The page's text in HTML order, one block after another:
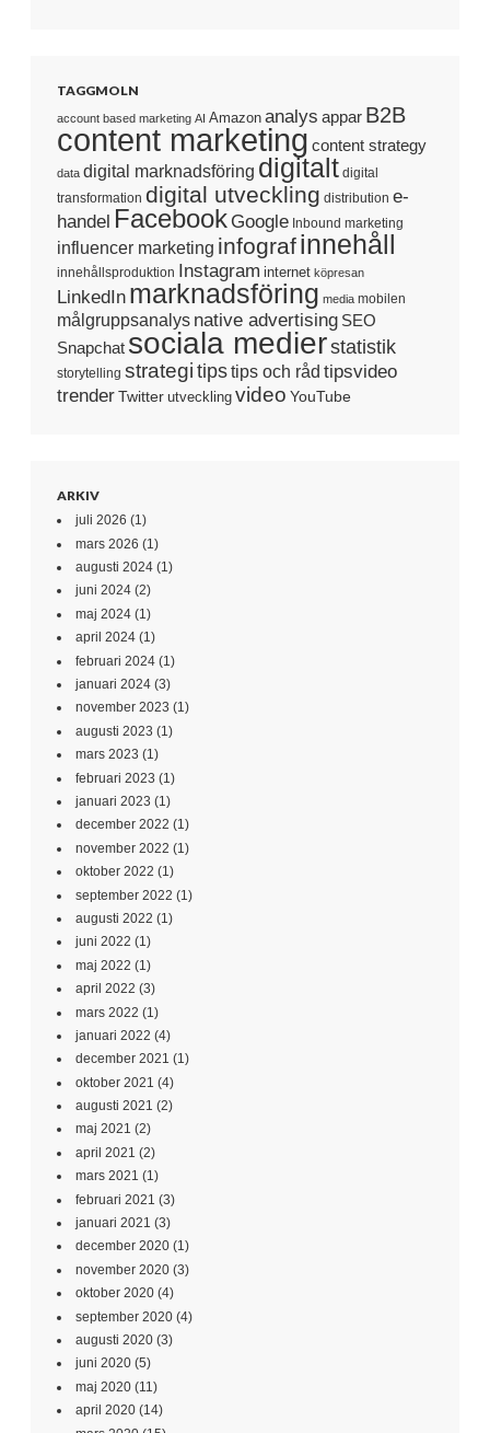
TAGGMOLN
account based marketing AI Amazon analys appar B2B
content marketing content strategy
data digital marknadsföring digitalt digital
transformation digital utveckling distribution e-
handel Facebook Google Inbound marketing
influencer marketing infografinnehåll
innehållsproduktion Instagram internet köpresan
LinkedIn marknadsföring media mobilen
målgruppsanalys native advertising SEO
Snapchat sociala medierstatistik
storytelling strategi tipstips och råd tipsvideo
trenderTwitter utveckling video YouTube
ARKIV
juli 2026 (1)
mars 2026 (1)
augusti 2024 (1)
juni 2024 (2)
maj 2024 (1)
april 2024 (1)
februari 2024 (1)
januari 2024 (3)
november 2023 (1)
augusti 2023 (1)
mars 2023 (1)
februari 2023 (1)
januari 2023 (1)
december 2022 (1)
november 2022 (1)
oktober 2022 (1)
september 2022 (1)
augusti 2022 (1)
juni 2022 (1)
maj 2022 (1)
april 2022 (3)
mars 2022 (1)
januari 2022 (4)
december 2021 (1)
oktober 2021 (4)
augusti 2021 (2)
maj 2021 (2)
april 2021 (2)
mars 2021 (1)
februari 2021 (3)
januari 2021 (3)
december 2020 (1)
november 2020 (3)
oktober 2020 (4)
september 2020 (4)
augusti 2020 (3)
juni 2020 (5)
maj 2020 (11)
april 2020 (14)